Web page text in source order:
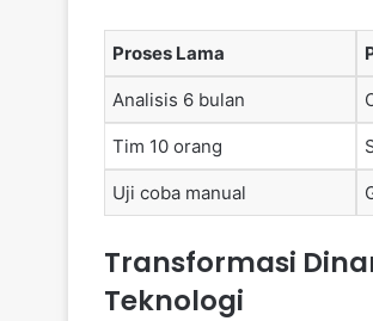
Proses Lama
Analisis 6 bulan
Tim 10 orang
Uji coba manual
Transformasi
Teknologi